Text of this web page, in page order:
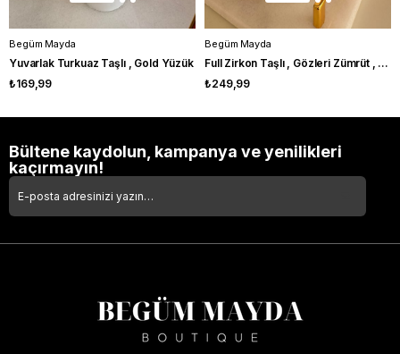
Begüm Mayda
Yuvarlak Turkuaz Taşlı , Gold Yüzük
₺169,99
Begüm Mayda
Full Zirkon Taşlı , Gözleri Zümrüt , Serpent Yüzük
₺249,99
Bültene kaydolun, kampanya ve yenilikleri
kaçırmayın!